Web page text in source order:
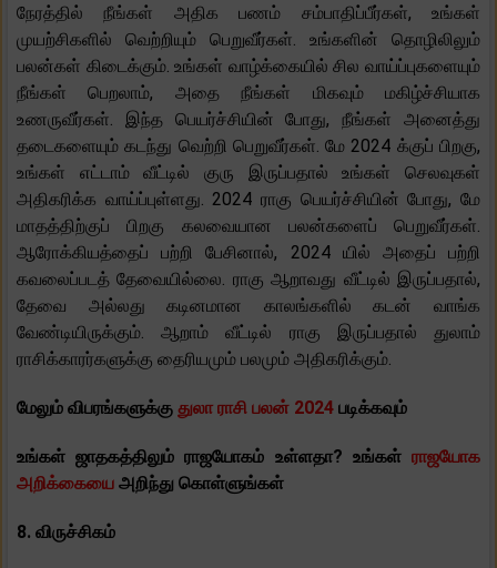
நேரத்தில் நீங்கள் அதிக பணம் சம்பாதிப்பீர்கள், உங்கள்
முயற்சிகளில் வெற்றியும் பெறுவீர்கள். உங்களின் தொழிலிலும்
பலன்கள் கிடைக்கும். உங்கள் வாழ்க்கையில் சில வாய்ப்புகளையும்
நீங்கள் பெறலாம், அதை நீங்கள் மிகவும் மகிழ்ச்சியாக
உணருவீர்கள். இந்த பெயர்ச்சியின் போது, ​​நீங்கள் அனைத்து
தடைகளையும் கடந்து வெற்றி பெறுவீர்கள். மே 2024 க்குப் பிறகு,
உங்கள் எட்டாம் வீட்டில் குரு இருப்பதால் உங்கள் செலவுகள்
அதிகரிக்க வாய்ப்புள்ளது. 2024 ராகு பெயர்ச்சியின் போது, ​​மே
மாதத்திற்குப் பிறகு கலவையான பலன்களைப் பெறுவீர்கள்.
ஆரோக்கியத்தைப் பற்றி பேசினால், 2024 யில் அதைப் பற்றி
கவலைப்படத் தேவையில்லை. ராகு ஆறாவது வீட்டில் இருப்பதால்,
தேவை அல்லது கடினமான காலங்களில் கடன் வாங்க
வேண்டியிருக்கும். ஆறாம் வீட்டில் ராகு இருப்பதால் துலாம்
ராசிக்காரர்களுக்கு தைரியமும் பலமும் அதிகரிக்கும்.
மேலும் விபரங்களுக்கு துலா ராசி பலன் 2024 படிக்கவும்
உங்கள் ஜாதகத்திலும் ராஜயோகம் உள்ளதா? உங்கள் ராஜயோக
அறிக்கையை அறிந்து கொள்ளுங்கள்
8. விருச்சிகம்